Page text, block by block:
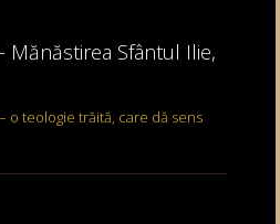
Mănăstirea Sfântul Ilie,
o teologie trăită, care dă sens